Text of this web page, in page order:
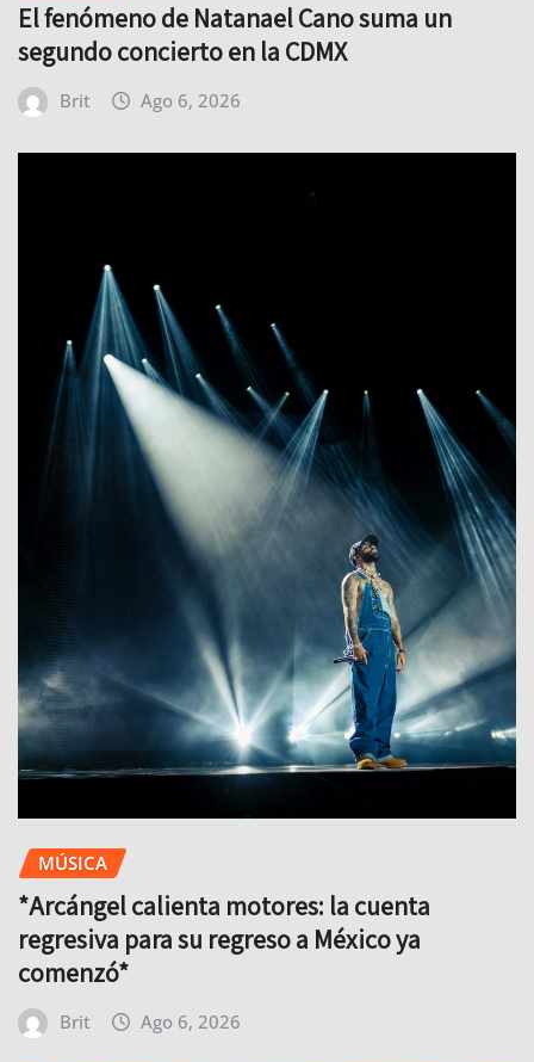
El fenómeno de Natanael Cano suma un
segundo concierto en la CDMX
Brit Ago 6, 2026
MÚSICA
*Arcángel calienta motores: la cuenta
regresiva para su regreso a México ya
comenzó*
Brit Ago 6, 2026